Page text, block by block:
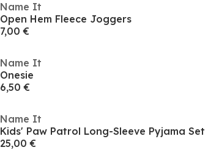
Name It
Open Hem Fleece Joggers
7,00 €
Name It
Onesie
6,50 €
Name It
Kids' Paw Patrol Long-Sleeve Pyjama Set
25,00 €